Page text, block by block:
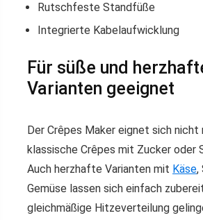
Rutschfeste Standfüße
Integrierte Kabelaufwicklung
Für süße und
Varianten geeignet
Der Crêpes Maker eignet sich nicht
klassische Crêpes mit Zucker oder
Auch herzhafte Varianten mit Käse,
Gemüse lassen sich einfach
gleichmäßige Hitzeverteilung